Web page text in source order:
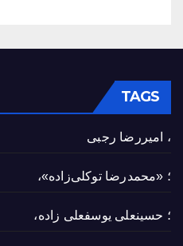
TAGS
، امیررضا رجبی
؛ «محمدرضا توکلی‌زاده»،
؛ حسینعلی یوسفعلی زاده،